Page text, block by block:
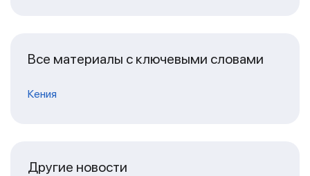
Все материалы с ключевыми словами
Кения
Другие новости